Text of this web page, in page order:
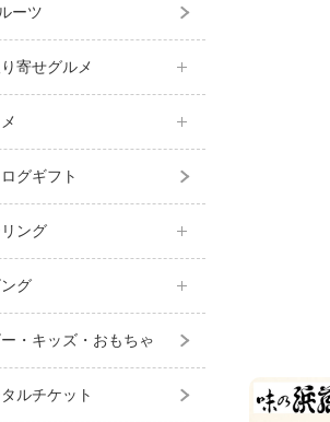
ーツ
寄せグルメ
グギフト
ング
グ
・キッズ・おもちゃ
ルチケット